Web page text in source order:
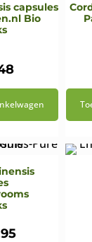
capsules
Bio
Huidige
prijs
Huidige